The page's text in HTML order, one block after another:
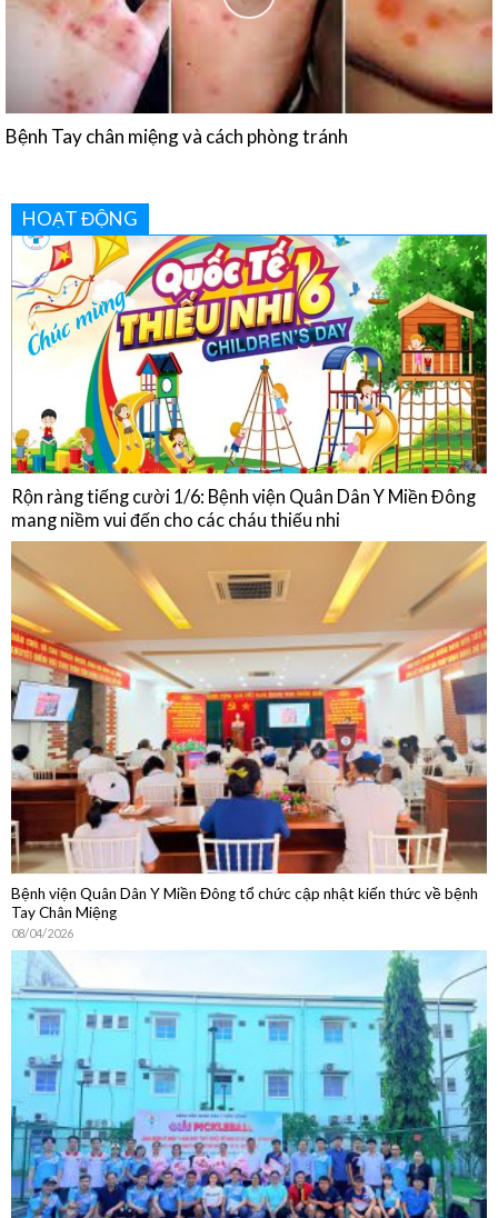
Khoa Vật lý trị liệu và Phục hồi chức năng: “Phục hồi tận
tâm – Nâng tầm cuộc sống”
HOẠT ĐỘNG
Rộn ràng tiếng cười 1/6: Bệnh viện Quân Dân Y Miền Đông
mang niềm vui đến cho các cháu thiếu nhi
Bệnh viện Quân Dân Y Miền Đông tổ chức cập nhật kiến thức về bệnh
Tay Chân Miệng
08/04/2026
Bệnh viện Quân Dân Y Miền Đông: Sôi nổi Giải Pickleball chào mừng